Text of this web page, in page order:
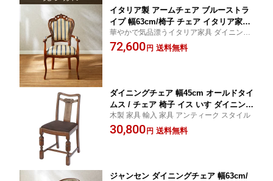
イタリア製 アームチェア ブルーストラ
イプ 幅63cm/椅子 チェア イタリア家具
高級家具 猫脚 完成品 クラシック アン
ティーク スタイル
華やかで気品漂うイタリア家具 ダイニング
チェア 猫脚 輸入家具 イタリア アンティ
ーク スタイル
72,600円 送料無料
ダイニングチェア 幅45cm オールドタイ
ムス / チェア 椅子 イス いす ダイニング
リビング インテリア アンティーク スタ
イル クラシック オーク材
木製 家具 輸入 家具 アンティーク スタイル
30,800円 送料無料
ジャンセン ダイニングチェア 幅63cm/